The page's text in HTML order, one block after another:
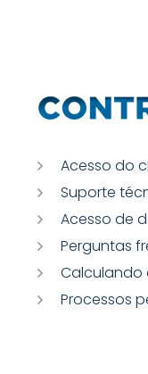
Acesso do
Suporte
Acesso de
Perguntas
Calculando
Processos